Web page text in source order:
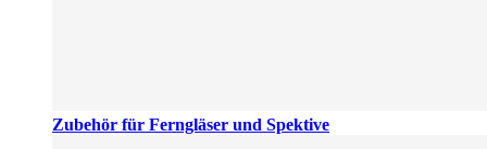
Zubehör für Ferngläser und Spektive